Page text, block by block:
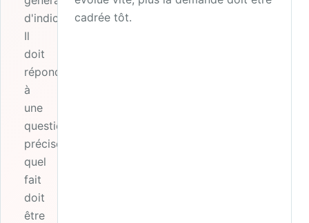
d'indices.
Il
doit
répondre
à
une
question
précise :
quel
fait
doit
être
cadrée tôt.